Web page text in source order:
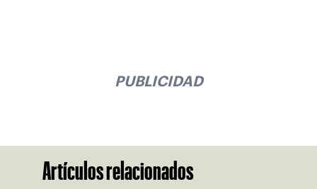
PUBLICIDAD
Artículos relacionados